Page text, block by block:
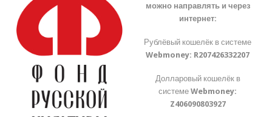
можно направлять и через
интернет:
Рублёвый кошелёк в системе
Webmoney: R207426332207
Долларовый кошелёк в
системеWebmoney:
Z406090803927